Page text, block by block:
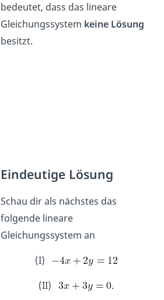
bedeutet, dass das lineare
Gleichungssystem keine Lösung
besitzt.
Eindeutige Lösung
Schau dir als nächstes das
folgende lineare
Gleichungssystem an
(I)
(II)
.